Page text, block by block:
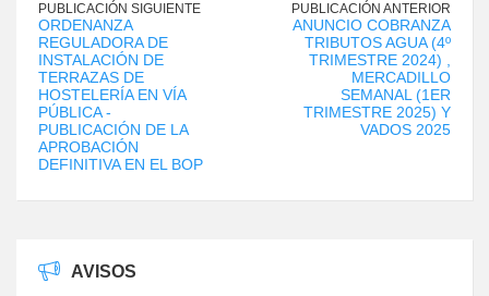
PUBLICACIÓN SIGUIENTE
ORDENANZA
REGULADORA DE
INSTALACIÓN DE
TERRAZAS DE
HOSTELERÍA EN VÍA
PÚBLICA -
PUBLICACIÓN DE LA
APROBACIÓN
DEFINITIVA EN EL BOP
PUBLICACIÓN ANTERIOR
ANUNCIO COBRANZA
TRIBUTOS AGUA (4º
TRIMESTRE 2024) ,
MERCADILLO
SEMANAL (1ER
TRIMESTRE 2025) Y
VADOS 2025
AVISOS